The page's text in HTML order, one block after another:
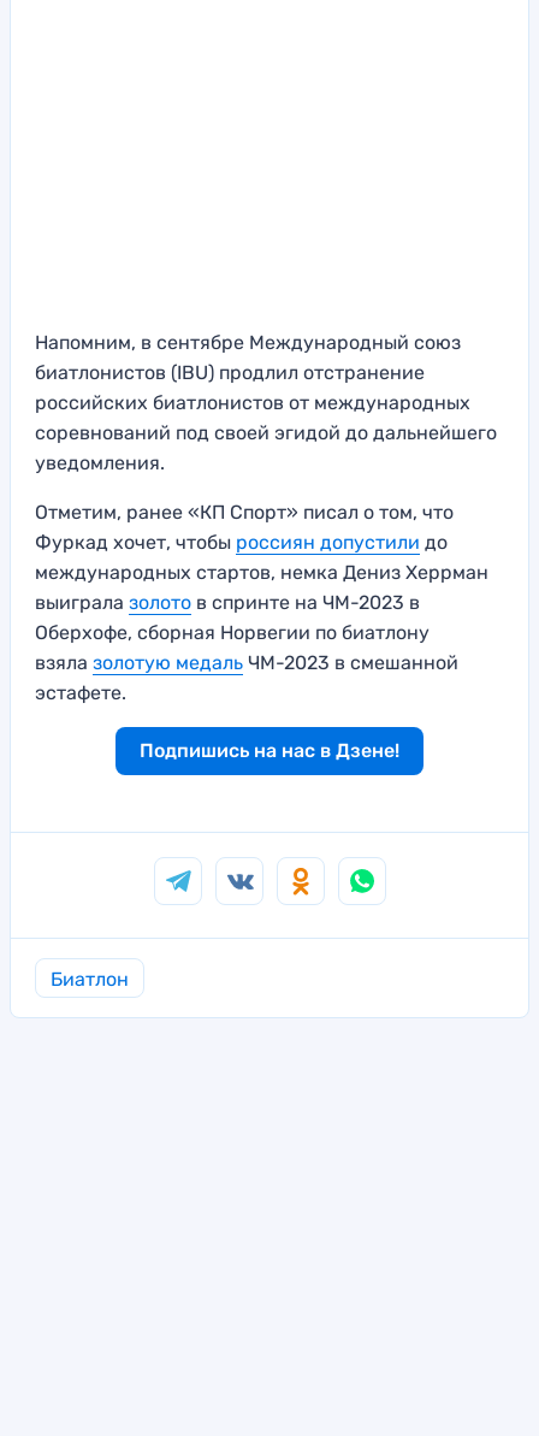
Напомним, в сентябре Международный союз
биатлонистов (IBU) продлил отстранение
российских биатлонистов от международных
соревнований под своей эгидой до дальнейшего
уведомления.
Отметим, ранее «КП Спорт» писал о том, что
Фуркад хочет, чтобы россиян допустили до
международных стартов, немка Дениз Херрман
выиграла золото в спринте на ЧМ-2023 в
Оберхофе, сборная Норвегии по биатлону
взяла золотую медаль ЧМ-2023 в смешанной
эстафете.
Подпишись на нас в Дзене!
Биатлон